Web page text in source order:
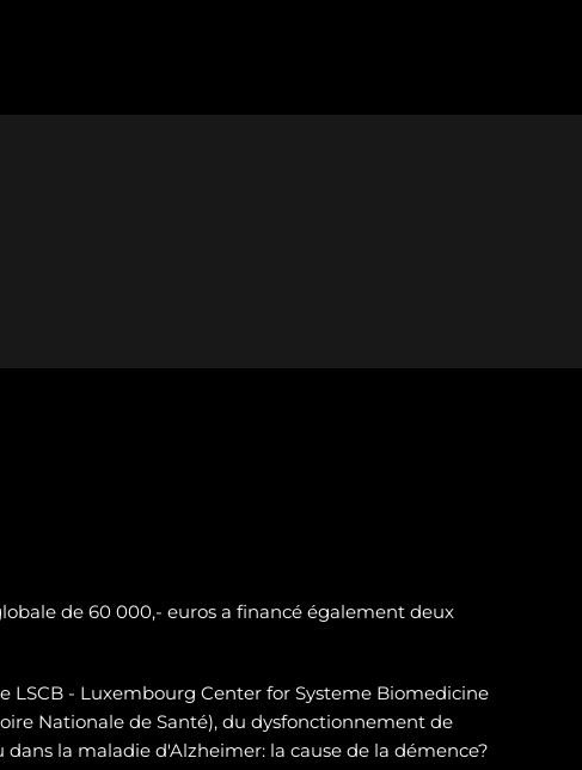
de 60 000,- euros a financé également deux
LSCB - Luxembourg Center for Systeme Biomedicine
Nationale de Santé), du dysfonctionnement de
la maladie d'Alzheimer: la cause de la démence?